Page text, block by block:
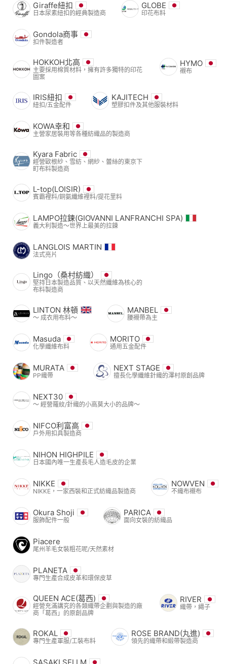
Giraffe紐扣
日本尿素紐扣的經典製造商
GLOBE
印花布料
Gondola商事
扣件製造者
HOKKOH北高
主要採用棉質材料，擁有許多獨特的印花
圖案
HYMO
襯布
IRIS紐扣
紐扣/五金配件
KAJITECH
塑膠扣件及其他服裝材料
KOWA幸和
主營家居裝用等各種紡織品的製造商
Kyara Fabric
經營歐根紗、雪紡、網紗、蕾絲的東京下
町布料製造商
L-top(LOISIR)
賓霸裡料/銅氨纖維裡料/提花里料
LAMPO拉鍊(GIOVANNI LANFRANCHI SPA)
義大利製造～世界上最美的拉鍊
LANGLOIS MARTIN
法式亮片
Lingo（桑村紡織）
堅持日本製造品質、以天然纖維為核心的
布料製造商
LINTON 林頓
〜 成衣用布料〜
MANBEL
腰襯帶為主
Masuda
化學纖維布料
MORITO
通用五金配件
MURATA
PP織帶
NEXT STAGE
擅長化學纖維針織的澤村原創品牌
NEXT30
〜 經營羅紋/針織的小高莫大小的品牌〜
NIFCO利富高
戶外用扣具製造商
NIHON HIGHPILE
日本國內唯一生產長毛人造毛皮的企業
NIKKE
NIKKE，一家西裝和正式紡織品製造商
NOWVEN
不織布襯布
Okura Shoji
服飾配件一般
PARICA
面向女裝的紡織品
Piacere
尾州羊毛女裝粗花呢/天然素材
PLANETA
專門生產合成皮革和環保皮草
QUEEN ACE(葛西)
經營充滿講究的各類織帶企劃與製造的廠
商「葛西」的原創品牌
RIVER
織帶，繩子
ROKAL
專門生產軍服/工裝布料
ROSE BRAND(丸進)
領先的織帶和緞帶製造商